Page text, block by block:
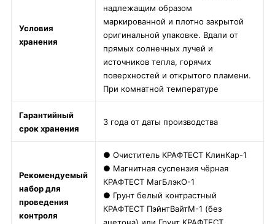
Условия
хранения
надлежащим образом
маркированной и плотно закрытой
оригинальной упаковке. Вдали от
прямых солнечных лучей и
источников тепла, горячих
поверхностей и открытого пламени.
При комнатной температуре
Гарантийный
срок хранения
3 года от даты производства
Рекомендуемый
набор для
проведения
контроля
● Очиститель КРАФТЕСТ КлинКар-1
● Магнитная суспензия чёрная
КРАФТЕСТ МагБлэкО-1
● Грунт белый контрастный
КРАФТЕСТ ПэйнтВайтМ-1 (без